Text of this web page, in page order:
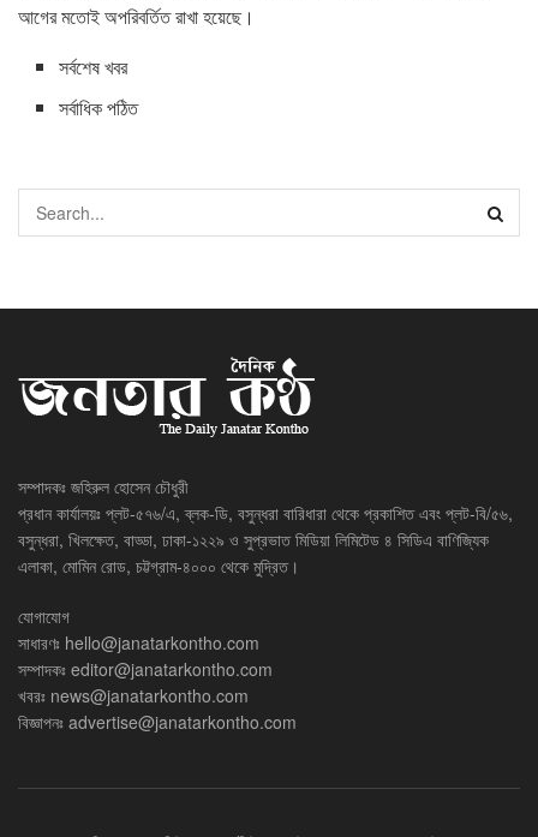
আগের মতোই অপরিবর্তিত রাখা হয়েছে।
সর্বশেষ খবর
সর্বাধিক পঠিত
সম্পাদকঃ জহিরুল হোসেন চৌধুরী
প্রধান কার্যালয়ঃ প্লট-৫৭৬/এ, ব্লক-ডি, বসুন্ধরা বারিধারা থেকে প্রকাশিত এবং প্লট-বি/৫৬,
বসুন্ধরা, খিলক্ষেত, বাড্ডা, ঢাকা-১২২৯ ও সুপ্রভাত মিডিয়া লিমিটেড ৪ সিডিএ বাণিজ্যিক
এলাকা, মোমিন রোড, চট্টগ্রাম-৪০০০ থেকে মুদ্রিত।
যোগাযোগ
সাধারণঃ hello@janatarkontho.com
সম্পাদকঃ editor@janatarkontho.com
খবরঃ news@janatarkontho.com
বিজ্ঞাপনঃ advertise@janatarkontho.com